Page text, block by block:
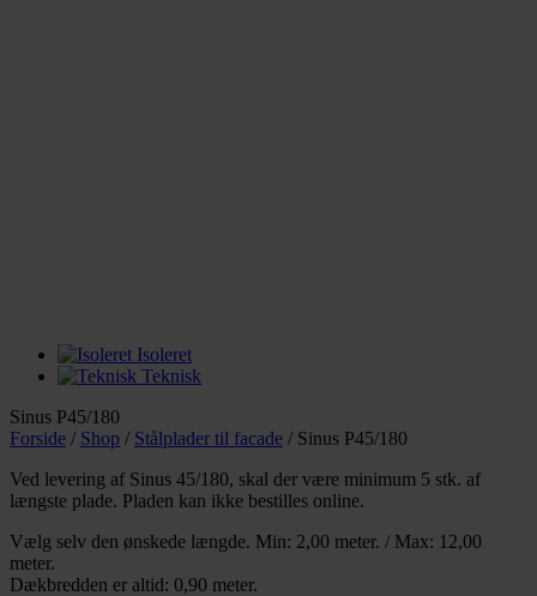
Isoleret
Teknisk
Sinus P45/180
Forside / Shop / Stålplader til facade / Sinus P45/180
Ved levering af Sinus 45/180, skal der være minimum 5 stk. af
længste plade. Pladen kan ikke bestilles online.
Vælg selv den ønskede længde. Min: 2,00 meter. / Max: 12,00
meter.
Dækbredden er altid: 0,90 meter.